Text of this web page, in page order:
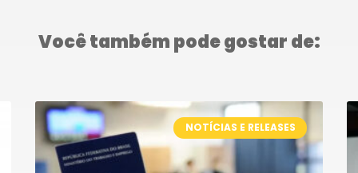
Você também pode gostar de:
NOTÍCIAS E RELEASES